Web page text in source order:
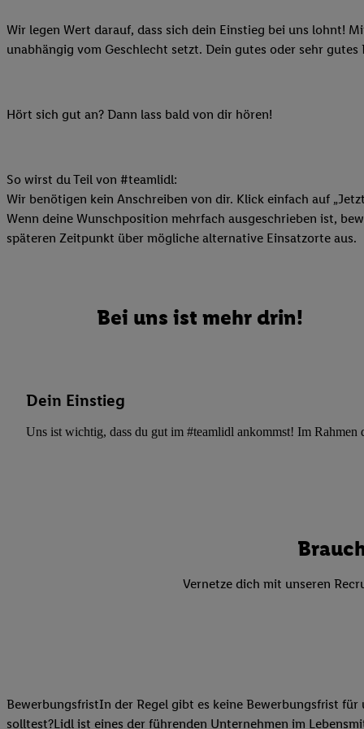
Wir legen Wert darauf, dass sich dein Einstieg bei uns lohnt!
unabhängig vom Geschlecht setzt. Dein gutes oder sehr
Hört sich gut an? Dann lass bald von dir hören!
So wirst du Teil von #teamlidl:
Wir benötigen kein Anschreiben von dir. Klick einfach auf
Wenn deine Wunschposition mehrfach ausgeschrieben ist,
späteren Zeitpunkt über mögliche alternative Einsatzorte aus.
Bei uns ist mehr drin!
Dein Einstieg
Uns ist wichtig, dass du gut im #teamlidl ankommst! Im Rahmen
Vernetze dich mit unseren
BewerbungsfristIn der Regel gibt es keine Bewerbungsfrist
solltest?Lidl ist eines der führenden Unternehmen im
auch Ihre in einen
Zudem erlauben Sie
Adresse und einer
Möglichkeit, Ihre
(„consenthub“)
oder
Klick auf
sämtlicher genannten
Gewährleistung der
oder Zugriff auf
reduzierter Daten